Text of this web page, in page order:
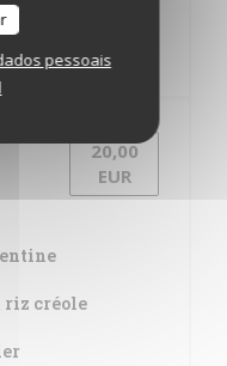
pessoais
20,00
EUR
riz créole